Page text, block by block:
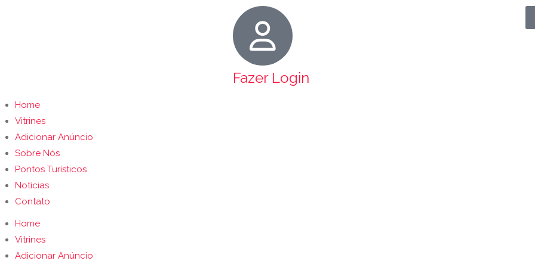
Fazer Login
Home
Vitrines
Adicionar Anúncio
Sobre Nós
Pontos Turísticos
Notícias
Contato
Home
Vitrines
Adicionar Anúncio